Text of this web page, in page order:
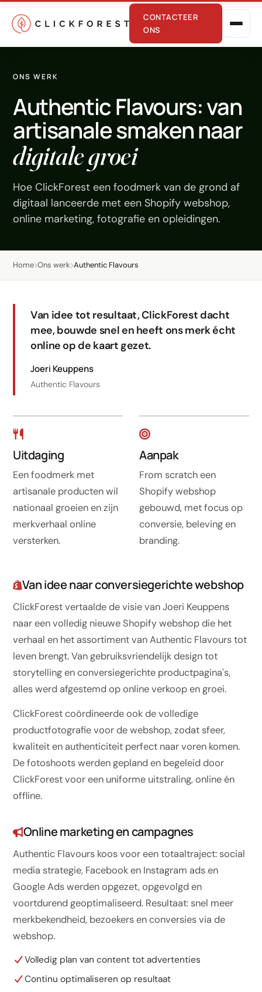
CONTACTEER
ONS
Online marketing
Performance
SEO
GEO
LinkedIn
Shopify e-commerce
Webshop setup
WhatsApp verkoop
Beheer & support
AI voor groei
Marketing automation
AI content marketing
Chatbot
Software op maat
Website ontwikkeling
Razendsnel met Astro
Audits
Website
SEO
ONS WERK
Authentic Flavours: van
artisanale smaken naar
digitale groei
Hoe ClickForest een foodmerk van de grond af
digitaal lanceerde met een Shopify webshop,
online marketing, fotografie en opleidingen.
Home Ons werk Authentic Flavours
Van idee tot resultaat, ClickForest dacht
mee, bouwde snel en heeft ons merk écht
online op de kaart gezet.
Joeri Keuppens
Authentic Flavours
Uitdaging
Een foodmerk met
artisanale producten wil
nationaal groeien en zijn
merkverhaal online
versterken.
Aanpak
From scratch een
Shopify webshop
gebouwd, met focus op
conversie, beleving en
branding.
Van idee naar conversiegerichte webshop
ClickForest vertaalde de visie van Joeri Keuppens
naar een volledig nieuwe Shopify webshop die het
verhaal en het assortiment van Authentic Flavours tot
leven brengt. Van gebruiksvriendelijk design tot
storytelling en conversiegerichte productpagina's,
alles werd afgestemd op online verkoop en groei.
ClickForest coördineerde ook de volledige
productfotografie voor de webshop, zodat sfeer,
kwaliteit en authenticiteit perfect naar voren komen.
De fotoshoots werden gepland en begeleid door
ClickForest voor een uniforme uitstraling, online én
offline.
Online marketing en campagnes
Authentic Flavours koos voor een totaaltraject: social
media strategie, Facebook en Instagram ads en
Google Ads werden opgezet, opgevolgd en
voortdurend geoptimaliseerd. Resultaat: snel meer
merkbekendheid, bezoekers en conversies via de
webshop.
Volledig plan van content tot advertenties
Continu optimaliseren op resultaat